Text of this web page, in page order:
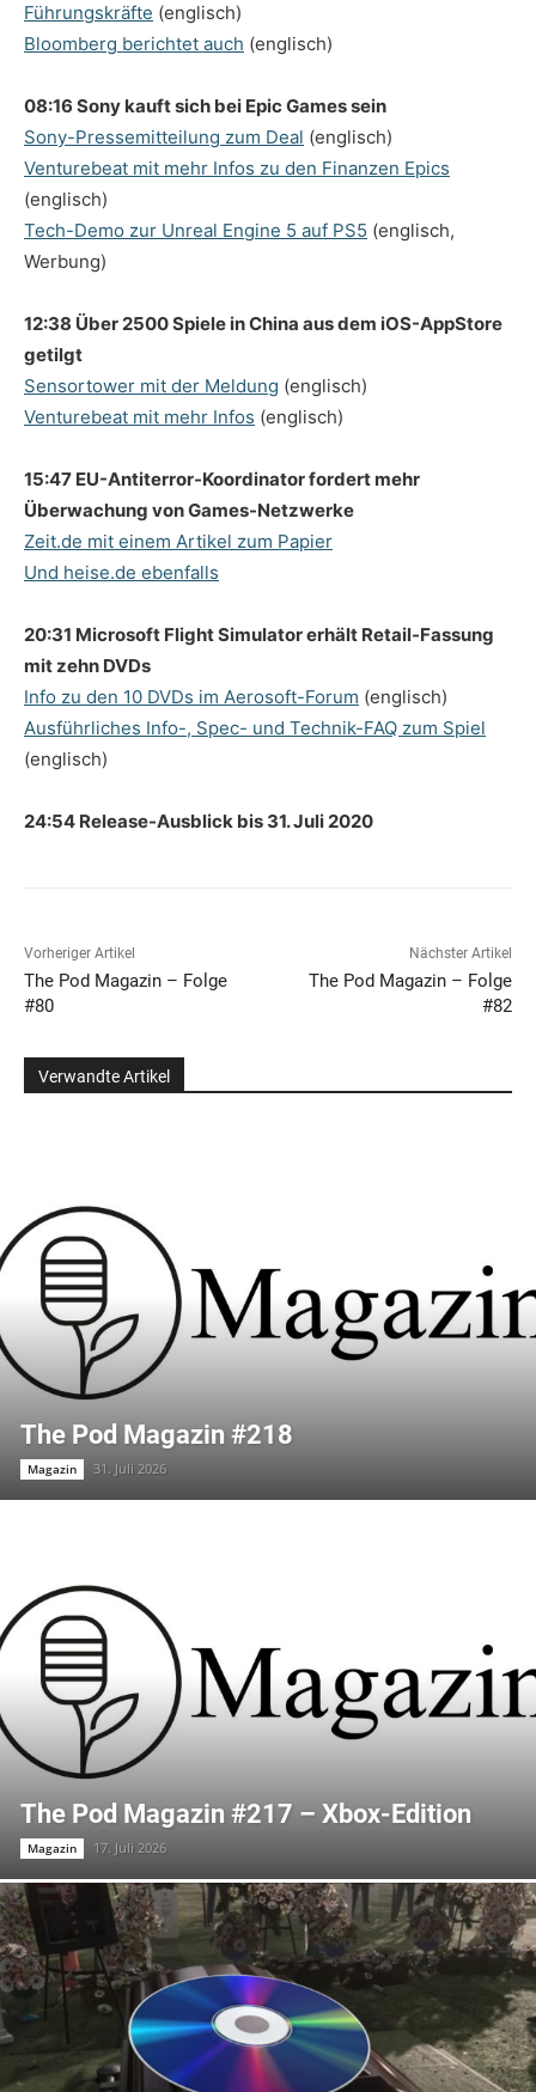
Führungskräfte (englisch)
Bloomberg berichtet auch (englisch)
08:16 Sony kauft sich bei Epic Games sein
Sony-Pressemitteilung zum Deal (englisch)
Venturebeat mit mehr Infos zu den Finanzen Epics
(englisch)
Tech-Demo zur Unreal Engine 5 auf PS5 (englisch,
Werbung)
12:38 Über 2500 Spiele in China aus dem iOS-AppStore
getilgt
Sensortower mit der Meldung (englisch)
Venturebeat mit mehr Infos (englisch)
15:47 EU-Antiterror-Koordinator fordert mehr
Überwachung von Games-Netzwerke
Zeit.de mit einem Artikel zum Papier
Und heise.de ebenfalls
20:31 Microsoft Flight Simulator erhält Retail-Fassung
mit zehn DVDs
Info zu den 10 DVDs im Aerosoft-Forum (englisch)
Ausführliches Info-, Spec- und Technik-FAQ zum Spiel
(englisch)
24:54 Release-Ausblick bis 31. Juli 2020
Vorheriger Artikel
The Pod Magazin – Folge
#80
Nächster Artikel
The Pod Magazin – Folge
#82
Verwandte Artikel
The Pod Magazin #218
Magazin 31. Juli 2026
The Pod Magazin #217 – Xbox-Edition
Magazin 17. Juli 2026